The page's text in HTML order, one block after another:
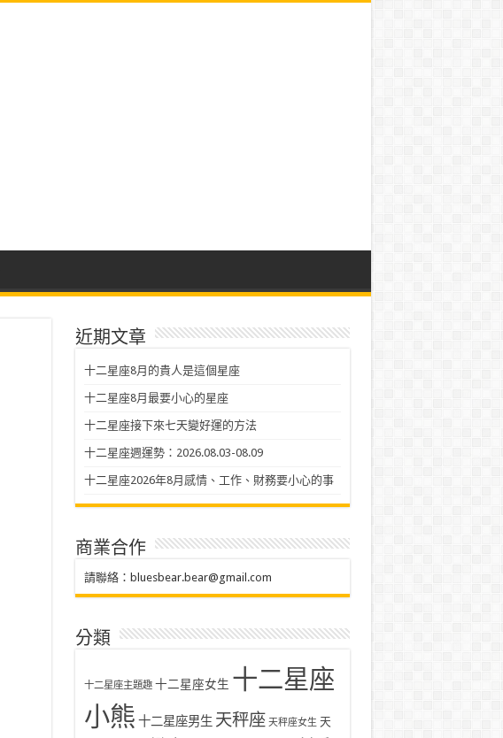
近期文章
十二星座8月的貴人是這個星座
十二星座8月最要小心的星座
十二星座接下來七天變好運的方法
十二星座週運勢：2026.08.03-08.09
十二星座2026年8月感情、工作、財務要小心的事
商業合作
請聯絡： bluesbear.bear@gmail.com
分類
十二星座主題趣 十二星座女生 十二星座
小熊 十二星座男生 天秤座 天秤座女生 天